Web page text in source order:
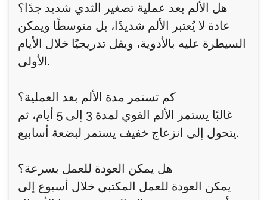
هل الألم بعد عملية تصغير الثدي شديد جدًا؟
عادة لا يُعتبر الألم شديدًا، بل متوسطًا ويمكن
السيطرة عليه بالأدوية، ويقل تدريجيًا خلال الأيام
الأولى.
كم تستمر مدة الألم بعد العملية؟
غالبًا يستمر الألم القوي لمدة 3 إلى 5 أيام، ثم
يتحول إلى انزعاج خفيف يستمر لبضعة أسابيع.
هل يمكن العودة للعمل بسرعة؟
يمكن العودة للعمل المكتبي خلال أسبوع إلى